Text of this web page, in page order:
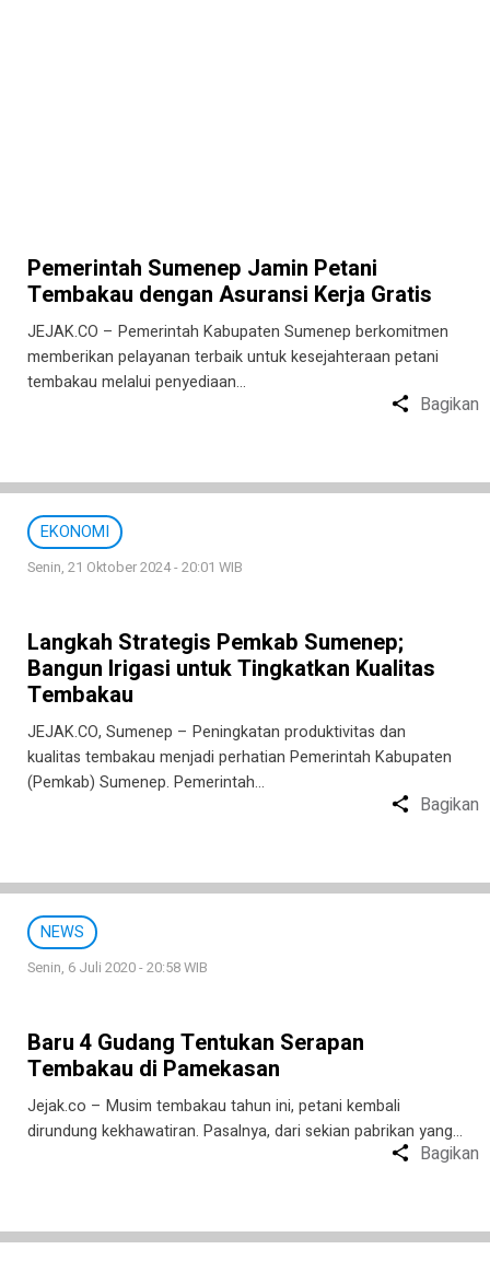
Pemerintah Sumenep Jamin Petani
Tembakau dengan Asuransi Kerja Gratis
JEJAK.CO – Pemerintah Kabupaten Sumenep berkomitmen
memberikan pelayanan terbaik untuk kesejahteraan petani
tembakau melalui penyediaan…
Bagikan
EKONOMI
Senin, 21 Oktober 2024 - 20:01 WIB
Langkah Strategis Pemkab Sumenep;
Bangun Irigasi untuk Tingkatkan Kualitas
Tembakau
JEJAK.CO, Sumenep – Peningkatan produktivitas dan
kualitas tembakau menjadi perhatian Pemerintah Kabupaten
(Pemkab) Sumenep. Pemerintah…
Bagikan
NEWS
Senin, 6 Juli 2020 - 20:58 WIB
Baru 4 Gudang Tentukan Serapan
Tembakau di Pamekasan
Jejak.co – Musim tembakau tahun ini, petani kembali
dirundung kekhawatiran. Pasalnya, dari sekian pabrikan yang…
Bagikan